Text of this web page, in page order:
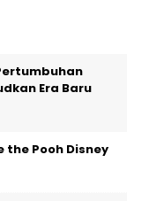
Era Baru
the Pooh Disney